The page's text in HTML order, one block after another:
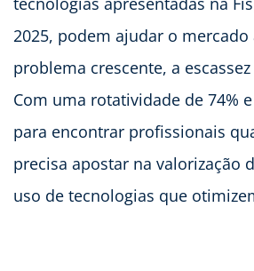
2025, podem ajudar o
problema crescente, a
Com uma rotatividade de 74%
para encontrar profissionais
precisa apostar na valorização
uso de tecnologias que